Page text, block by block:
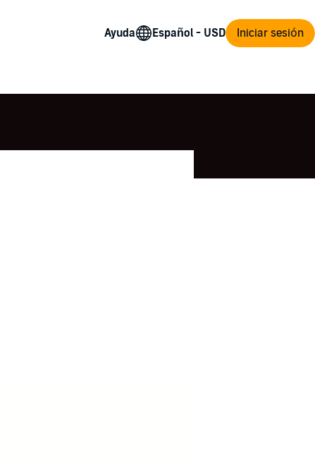
Ayuda Iniciar sesión